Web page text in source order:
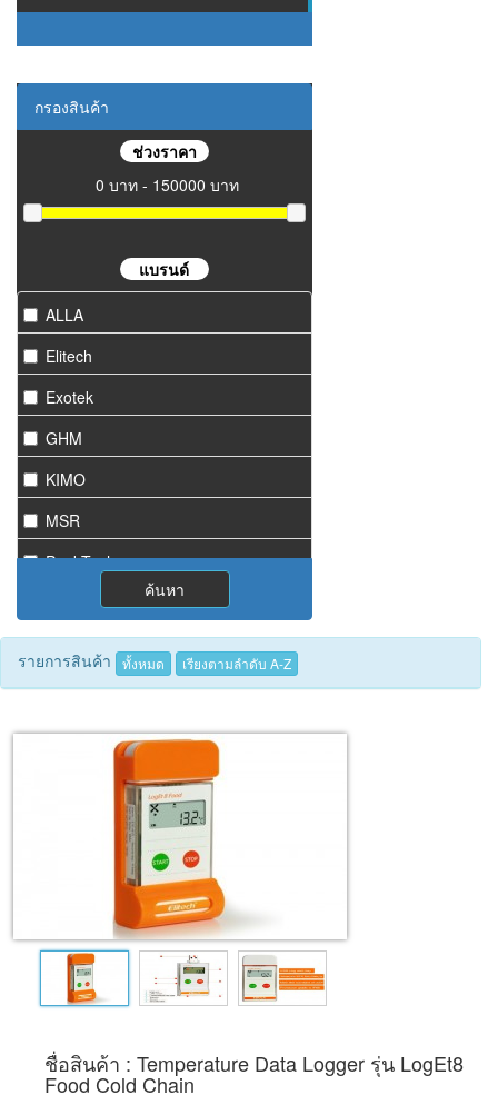
กรองสินค้า
ช่วงราคา
0 บาท - 150000 บาท
แบรนด์
ALLA
Elitech
Exotek
GHM
KIMO
MSR
PeakTech
Starmeter
Tecnimed
Woods
ค้นหา
รายการสินค้า ทั้งหมด เรียงตามลำดับ A-Z
ชื่อสินค้า : Temperature Data Logger รุ่น LogEt8
Food Cold Chain